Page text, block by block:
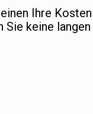
Ihre
Sie keine